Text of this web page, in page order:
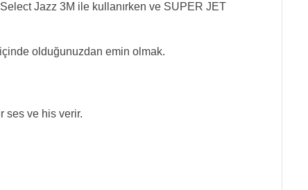
Jazz 3M ile kullanırken ve SUPER JET
içinde olduğunuzdan emin olmak.
ses ve his verir.